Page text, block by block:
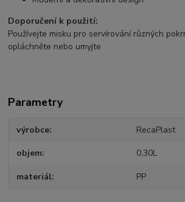
Doporučení k použití:
Používejte misku pro servírování různých
opláchněte nebo umyjte
Parametry
výrobce RecaPlast
objem 0,30L
materiál PP